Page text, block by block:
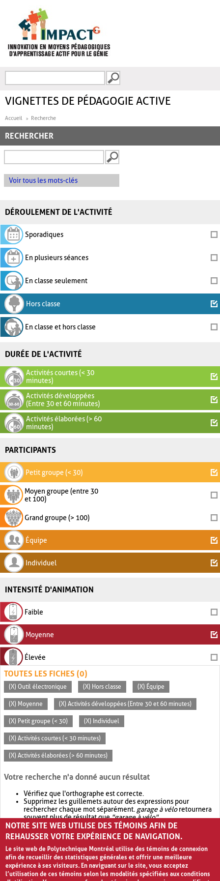
FORMULAIRE DE
VIGNETTES DE PÉDAGOGIE ACTIVE
Accueil Recherche
RECHERCHER
Voir tous les mots-clés
DÉROULEMENT DE L'ACTIVITÉ
Sporadiques
En plusieurs séances
En classe seulement
Hors classe
En classe et hors classe
DURÉE DE L'ACTIVITÉ
Activités courtes (< 30
minutes)
Activités développées
(Entre 30 et 60 minutes)
Activités élaborées (> 60
minutes)
PARTICIPANTS
Petit groupe (< 30)
Moyen groupe (entre 30
et 100)
Grand groupe (> 100)
Équipe
Individuel
INTENSITÉ D'ANIMATION
Faible
Moyenne
Élevée
TOUTES LES FICHES (0)
(X) Outil électronique (X) Hors classe (X) Équipe
(X) Moyenne (X) Activités développées (Entre 30 et 60 minutes)
(X) Petit groupe (< 30) (X) Individuel
(X) Activités courtes (< 30 minutes)
(X) Activités élaborées (> 60 minutes)
Votre recherche n'a donné aucun résultat
Vérifiez que l'orthographe est correcte.
Supprimez les guillemets autour des expressions pour
rechercher chaque mot séparément. garage à véloretournera
souvent plus de résultat que"garage à vélo".
Envisagez d'élargir votre recherche avec OR.garage OR vélo
retournera souvent plus de résultat quegarage à vélo
NOTRE SITE WEB UTILISE DES TÉMOINS AFIN DE
REHAUSSER VOTRE EXPÉRIENCE DE NAVIGATION.
Le site web de Polytechnique Montréal utilise des témoins de connexion
afin de recueillir des statistiques générales et offrir une meilleure
expérience à ses visiteurs. En naviguant sur le site, vous acceptez
l’utilisation de ces témoins selon les modalités spécifiées aux conditions